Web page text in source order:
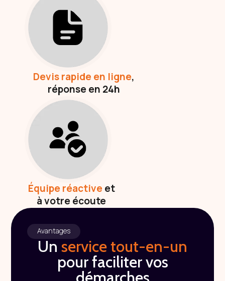
Devis rapide en ligne,
réponse en 24h
Équipe réactive et
à votre écoute
Avantages
Un service tout-en-un
pour faciliter vos